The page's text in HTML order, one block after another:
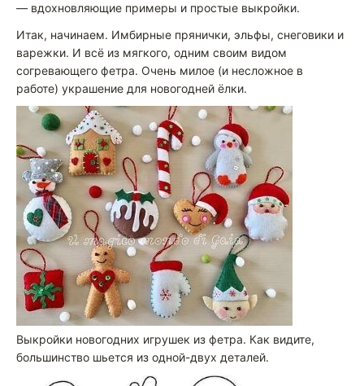
— вдохновляющие примеры и простые выкройки.
Итак, начинаем. Имбирные прянички, эльфы, снеговики и
варежки. И всё из мягкого, одним своим видом
согревающего фетра. Очень милое (и несложное в
работе) украшение для новогодней ёлки.
Выкройки новогодних игрушек из фетра. Как видите,
большинство шьется из одной-двух деталей.